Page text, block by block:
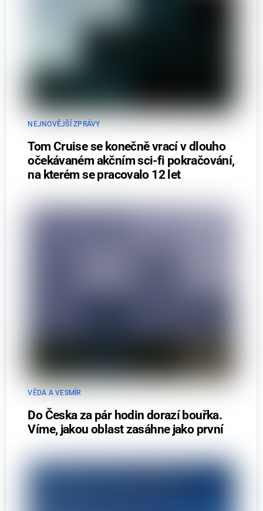
NEJNOVĚJŠÍ ZPRÁVY
Tom Cruise se konečně vrací v dlouho
očekávaném akčním sci-fi pokračování,
na kterém se pracovalo 12 let
VĚDA A VESMÍR
Do Česka za pár hodin dorazí bouřka.
Víme, jakou oblast zasáhne jako první